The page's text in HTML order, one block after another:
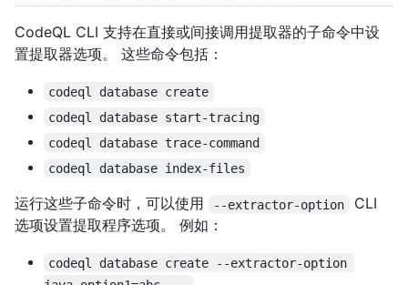
CodeQL CLI 支持在直接或间接调用提取器的子命令中设
置提取器选项。 这些命令包括：
codeql database create
codeql database start-tracing
codeql database trace-command
codeql database index-files
运行这些子命令时，可以使用 --extractor-option
CLI
选项设置提取程序选项。 例如：
codeql database create --extractor-option